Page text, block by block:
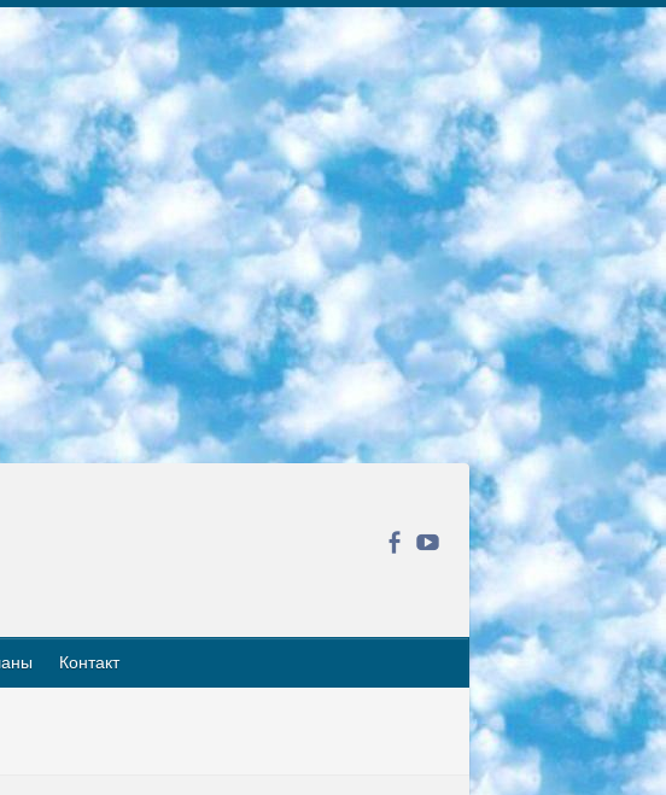
материалы. Хотя «Смартия» ориентируется на русскоязычную аудиторию, часть контента всё же доступна только на английском. 3. «Лекторий Физтеха» Проект Московского физико-технического института (Физтеха). С его помощью вы можете смотреть онлайн серии лекций, записанные на видео в этом вузе. В числе доступных предметов — физика, биология, химия, информационные технологии и другие. К некоторым лекциям администрация ресурса прилагает готовые конспекты, которые можно скачивать в PDF-формате. 4. ITMOcourses Онлайн-площадка Санкт-Петербургского национального исследовательского университета информационных технологий, механики и оптики (ИТМО). Ресурс предоставляет свободный доступ к курсам, разработанным в этом вузе. Каталог материалов разбит на четыре категории: «Оптические системы и технологии», «Приборостроение и робототехника», «Информационные технологии» и «Биотехнологии». Курсы состоят из видеолекций, интерактивных демонстраций и заданий. 5. «КиберЛенинка» Электронная научная библиотека открытого доступа. Каталог площадки регулярно обрастает текстами статей из различных научных изданий. Сгруппированные по журналам и рубрикам публикации можно читать онлайн или скачивать целиком в PDF-формате. Проект нацелен на популяризацию науки за счёт открытого доступа к качественной информации. 6. «ПостНаука» На этом ресурсе публикуют подборки видеолекций, составленные экспертами из разных отраслей и объединённые общими темами. Среди них, к примеру, есть серии «Биоинформатика и геномика», «Культура средневековой Скандинавии» и Cinema Studies о теории кино. Каждая подборка лекций — логически связанная история, рассказанная экспертом от первого лица. Кроме того, на сайте появляются научно-образовательные статьи и тесты на разные темы. 7. «Newочём» Команда проекта «Newочём» отбирает самые интересные тексты из англоязычных СМИ и переводит те из них, за которые голосуют участники сообщества «ВКонтакте». По большей части это научно-популярные статьи. Редакторы придумывают лишь заголовки, в остальном содержание переводов соответствует оригиналам. Полные тексты можно читать прямо в социальной сети. 8. InternetUrok Онлайн-база материалов по основным дисциплинам школьной программы. Информация на сайте структурирована по классам, предметам и темам (урокам). Каждый урок состоит из видеолекций и конспектов. Есть также интерактивные тренажёры и тесты для закрепления пройденного материала. Даже если вы давно окончили школу, возможность повторить программу старших классов всегда может пригодиться. 9. Edutainme Ещё один ресурс об образовании. В отличие от Newtonew, как мне кажется, Edutainme больше ориентируется на представителей индустрии: педагогов, предпринимателей, разработчиков образовательных проектов. Но и любой, кто просто стремится к саморазвитию, найдёт на сайте много полезного и интересного для себя. Например, информацию о новых курсах и образовательных сервисах. 10. Newtonew Онлайн-медиа об образовании и обучении в широком смысле. Авторы Newtonew пишут об инструментах, заведениях, тактиках и стратегиях, которые помогают учить других и получать новые знания самостоятельно. На этой площадке вы найдёте новости, обзоры, аналитические мат
Контакт